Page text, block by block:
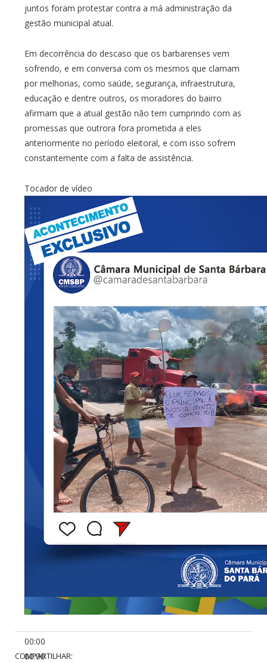
juntos foram protestar contra a má administração da
gestão municipal atual.
Em decorrência do descaso que os barbarenses vem
sofrendo, e em conversa com os mesmos que clamam
por melhorias, como saúde, segurança, infraestrutura,
educação e dentre outros, os moradores do bairro
afirmam que a atual gestão não tem cumprindo com as
promessas que outrora fora prometida a eles
anteriormente no período eleitoral, e com isso sofrem
constantemente com a falta de assistência.
Tocador de vídeo
00:00
00:00
COMPARTILHAR: